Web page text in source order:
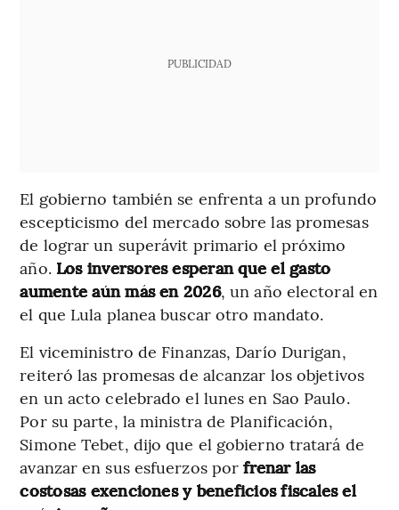
PUBLICIDAD
El gobierno también se enfrenta a un profundo
escepticismo del mercado sobre las promesas
de lograr un superávit primario el próximo
año. Los inversores esperan que el gasto
aumente aún más en 2026, un año electoral en
el que Lula planea buscar otro mandato.
El viceministro de Finanzas, Darío Durigan,
reiteró las promesas de alcanzar los objetivos
en un acto celebrado el lunes en Sao Paulo.
Por su parte, la ministra de Planificación,
Simone Tebet, dijo que el gobierno tratará de
avanzar en sus esfuerzos porfrenar las
costosas exenciones y beneficios fiscales el